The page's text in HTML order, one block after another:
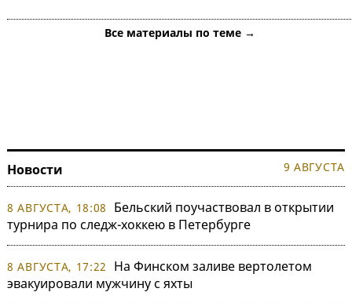
Все материалы по теме →
Новости 9 АВГУСТА
8 АВГУСТА, 18:08
Бельский поучаствовал в открытии
турнира по следж-хоккею в Петербурге
8 АВГУСТА, 17:22
На Финском заливе вертолетом
эвакуировали мужчину с яхты